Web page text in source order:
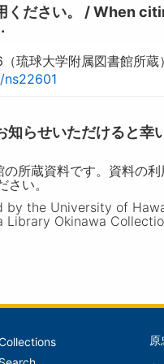
ください。 / When
琉球大学附属図書館所蔵
知らせいただけると
所蔵資料です。資料の
い。
the University of
Okinawa